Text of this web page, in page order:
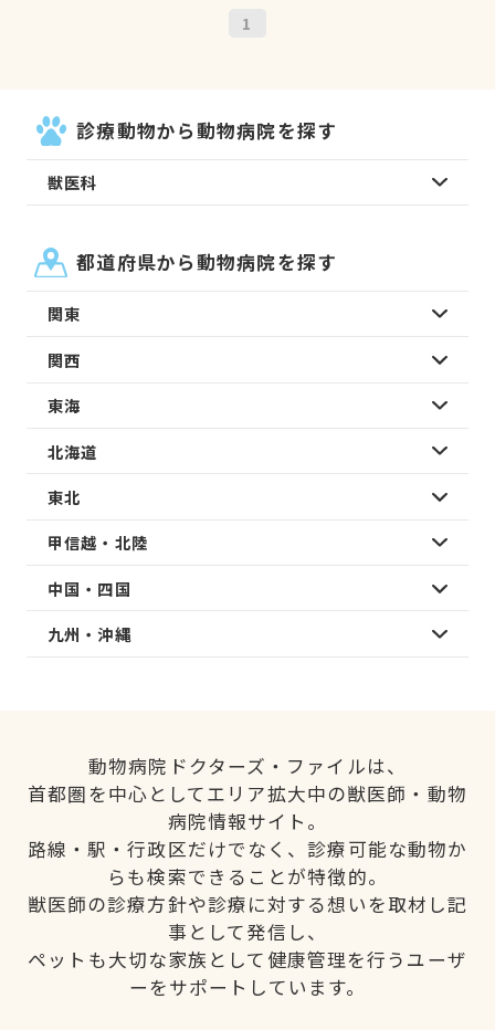
1
診療動物から動物病院を探す
獣医科
都道府県から動物病院を探す
関東
関西
東海
北海道
東北
甲信越・北陸
中国・四国
九州・沖縄
動物病院ドクターズ・ファイルは、
首都圏を中心としてエリア拡大中の獣医師・動物
病院情報サイト。
路線・駅・行政区だけでなく、診療可能な動物か
らも検索できることが特徴的。
獣医師の診療方針や診療に対する想いを取材し記
事として発信し、
ペットも大切な家族として健康管理を行うユーザ
ーをサポートしています。